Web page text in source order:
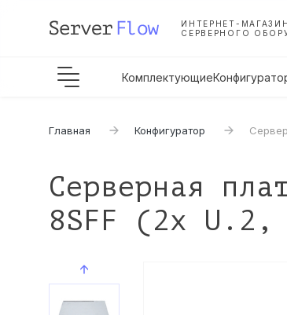
ИНТЕРНЕТ-МАГАЗИН
СЕРВЕРНОГО
Комплектующие
Главная Конфигуратор
Серверная
8SFF (2x U.2,